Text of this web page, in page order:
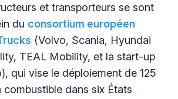
et transporteurs se sont
du consortium européen
(Volvo, Scania, Hyundai
TEAL Mobility, et la start-up
qui vise le déploiement de 125
combustible dans six États